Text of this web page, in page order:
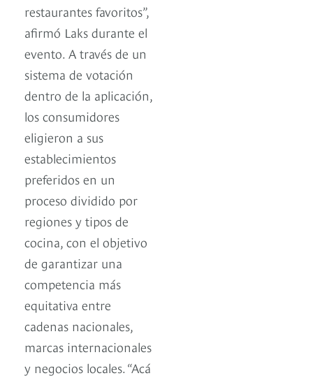
restaurantes favoritos”,
afirmó Laks durante el
evento. A través de un
sistema de votación
dentro de la aplicación,
los consumidores
eligieron a sus
establecimientos
preferidos en un
proceso dividido por
regiones y tipos de
cocina, con el objetivo
de garantizar una
competencia más
equitativa entre
cadenas nacionales,
marcas internacionales
y negocios locales. “Acá